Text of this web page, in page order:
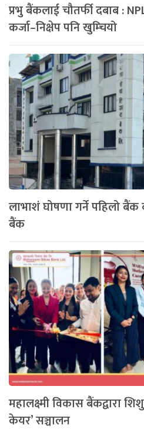
प्रभु बैंकलाई चौतर्फी दबाब :
कर्जा–निक्षेप पनि खुम्चियो
लाभाशं घोषणा गर्ने पहिलो
बैंक
महालक्ष्मी विकास बैंकद्वारा
केयर’ सञ्चालन